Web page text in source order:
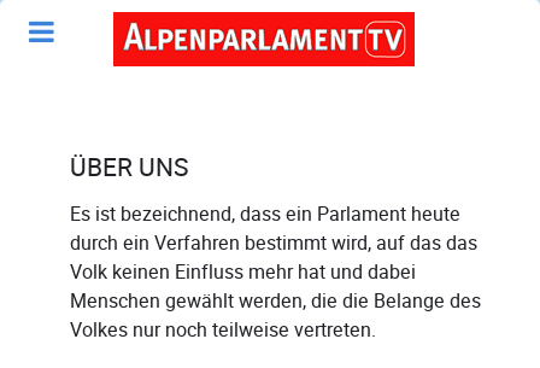
ÜBER UNS
Es ist bezeichnend, dass ein Parlament heute
durch ein Verfahren bestimmt wird, auf das das
Volk keinen Einfluss mehr hat und dabei
Menschen gewählt werden, die die Belange des
Volkes nur noch teilweise vertreten.